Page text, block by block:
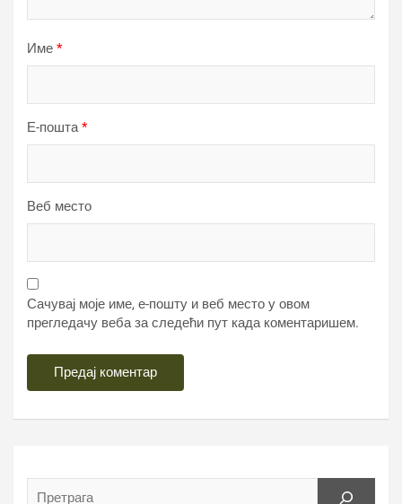
Име *
Е-пошта*
Веб место
Сачувај моје име, е-пошту и веб место у овом
прегледачу веба за следећи пут када коментаришем.